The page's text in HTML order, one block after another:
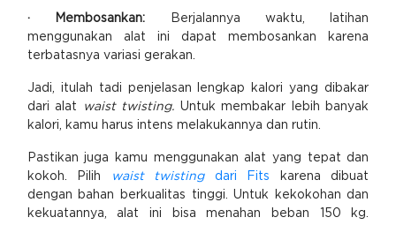
· Membosankan:
Berjalannya waktu, latihan
menggunakan alat ini dapat membosankan karena
terbatasnya variasi gerakan.
Jadi, itulah tadi penjelasan lengkap kalori yang dibakar
dari alat
waist twisting. Untuk membakar lebih banyak
kalori, kamu harus intens melakukannya dan rutin.
Pastikan juga kamu menggunakan alat yang tepat dan
kokoh. Pilih
waist twisting dari Fits karena dibuat
dengan bahan berkualitas tinggi. Untuk kekokohan dan
kekuatannya, alat ini bisa menahan beban 150 kg.